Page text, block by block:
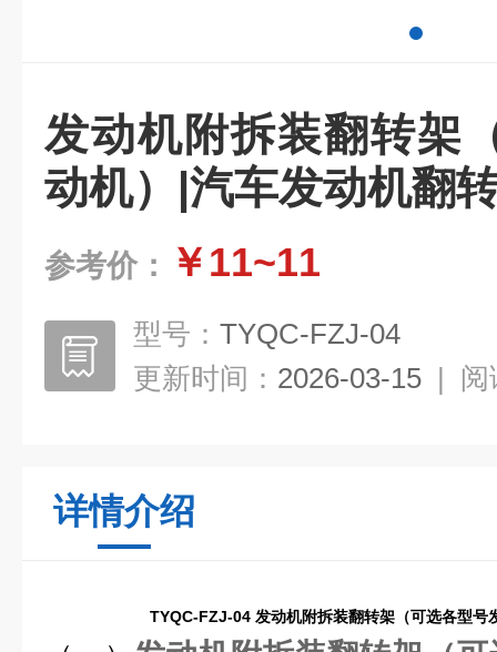
发动机附拆装翻转架
动机）|汽车发动机翻
参考价： ￥11~11
型号： TYQC-FZJ-04
更新时间： 2026-03-15 | 阅
详情介绍
TYQC-FZJ-04 发动机附拆装翻转架（可选各型号